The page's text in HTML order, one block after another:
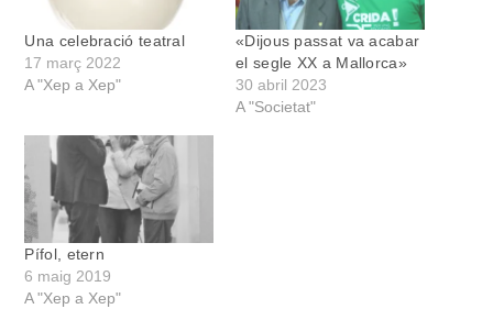
Una celebració teatral
17 març 2022
A "Xep a Xep"
«Dijous passat va acabar
el segle XX a Mallorca»
30 abril 2023
A "Societat"
Pífol, etern
6 maig 2019
A "Xep a Xep"